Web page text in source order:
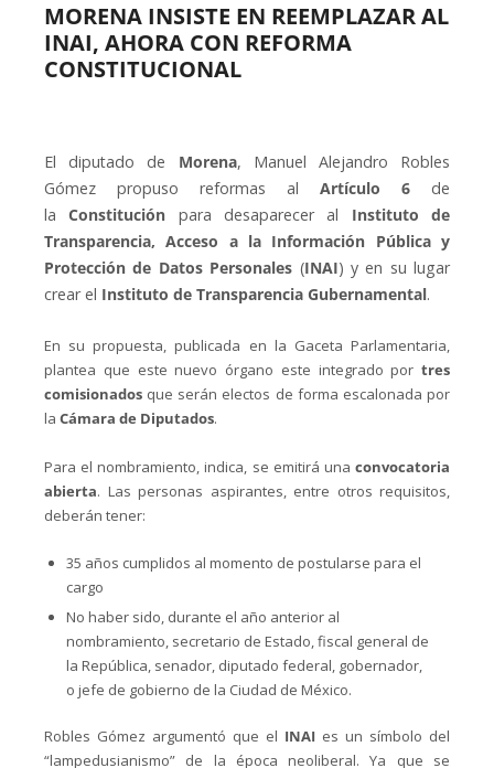
MORENA INSISTE EN REEMPLAZAR AL
INAI, AHORA CON REFORMA
CONSTITUCIONAL
El diputado de Morena, Manuel Alejandro Robles
Gómez propuso reformas al Artículo 6 de
laConstitución para desaparecer al Instituto de
Transparencia, Acceso a la Información Pública y
Protección de Datos Personales (INAI) y en su lugar
crear el Instituto de Transparencia Gubernamental.
En su propuesta, publicada en la Gaceta Parlamentaria,
plantea que este nuevo órgano este integrado por tres
comisionados que serán electos de forma escalonada por
la Cámara de Diputados.
Para el nombramiento, indica, se emitirá una convocatoria
abierta. Las personas aspirantes, entre otros requisitos,
deberán tener:
35 años cumplidos al momento de postularse para el
cargo
No haber sido, durante el año anterior al
nombramiento, secretario de Estado, fiscal general de
la República, senador, diputado federal, gobernador,
o jefe de gobierno de la Ciudad de México.
Robles Gómez argumentó que el INAI es un símbolo del
“lampedusianismo” de la época neoliberal. Ya que se